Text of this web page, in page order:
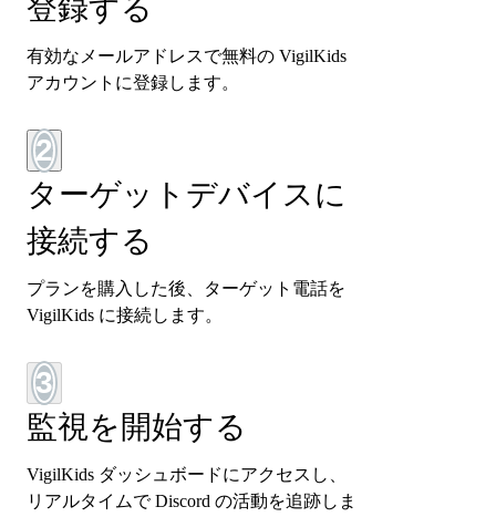
登録する
有効なメールアドレスで無料の VigilKids
アカウントに登録します。
2
ターゲットデバイスに
接続する
プランを購入した後、ターゲット電話を
VigilKids に接続します。
3
監視を開始する
VigilKids ダッシュボードにアクセスし、
リアルタイムで Discord の活動を追跡しま